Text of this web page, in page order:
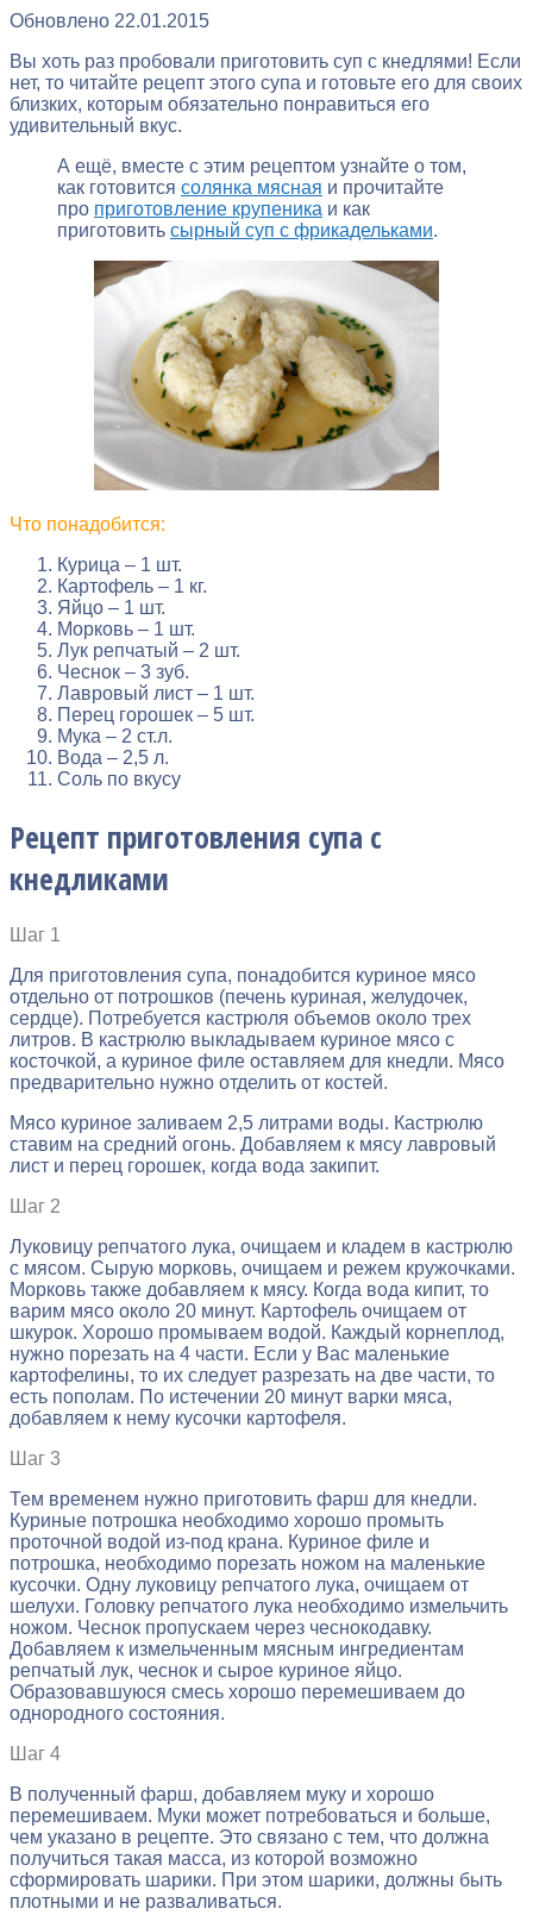
Обновлено 22.01.2015
Вы хоть раз пробовали приготовить суп с кнедлями! Если
нет, то читайте рецепт этого супа и готовьте его для своих
близких, которым обязательно понравиться его
удивительный вкус.
А ещё, вместе с этим рецептом узнайте о том,
как готовится солянка мясная и прочитайте
про приготовление крупеника и как
приготовить сырный суп с фрикадельками.
Что понадобится:
Курица – 1 шт.
Картофель – 1 кг.
Яйцо – 1 шт.
Морковь – 1 шт.
Лук репчатый – 2 шт.
Чеснок – 3 зуб.
Лавровый лист – 1 шт.
Перец горошек – 5 шт.
Мука – 2 ст.л.
Вода – 2,5 л.
Соль по вкусу
Рецепт приготовления супа с
кнедликами
Шаг 1
Для приготовления супа, понадобится куриное мясо
отдельно от потрошков (печень куриная, желудочек,
сердце). Потребуется кастрюля объемов около трех
литров. В кастрюлю выкладываем куриное мясо с
косточкой, а куриное филе оставляем для кнедли. Мясо
предварительно нужно отделить от костей.
Мясо куриное заливаем 2,5 литрами воды. Кастрюлю
ставим на средний огонь. Добавляем к мясу лавровый
лист и перец горошек, когда вода закипит.
Шаг 2
Луковицу репчатого лука, очищаем и кладем в кастрюлю
с мясом. Сырую морковь, очищаем и режем кружочками.
Морковь также добавляем к мясу. Когда вода кипит, то
варим мясо около 20 минут. Картофель очищаем от
шкурок. Хорошо промываем водой. Каждый корнеплод,
нужно порезать на 4 части. Если у Вас маленькие
картофелины, то их следует разрезать на две части, то
есть пополам. По истечении 20 минут варки мяса,
добавляем к нему кусочки картофеля.
Шаг 3
Тем временем нужно приготовить фарш для кнедли.
Куриные потрошка необходимо хорошо промыть
проточной водой из-под крана. Куриное филе и
потрошка, необходимо порезать ножом на маленькие
кусочки. Одну луковицу репчатого лука, очищаем от
шелухи. Головку репчатого лука необходимо измельчить
ножом. Чеснок пропускаем через чеснокодавку.
Добавляем к измельченным мясным ингредиентам
репчатый лук, чеснок и сырое куриное яйцо.
Образовавшуюся смесь хорошо перемешиваем до
однородного состояния.
Шаг 4
В полученный фарш, добавляем муку и хорошо
перемешиваем. Муки может потребоваться и больше,
чем указано в рецепте. Это связано с тем, что должна
получиться такая масса, из которой возможно
сформировать шарики. При этом шарики, должны быть
плотными и не разваливаться.